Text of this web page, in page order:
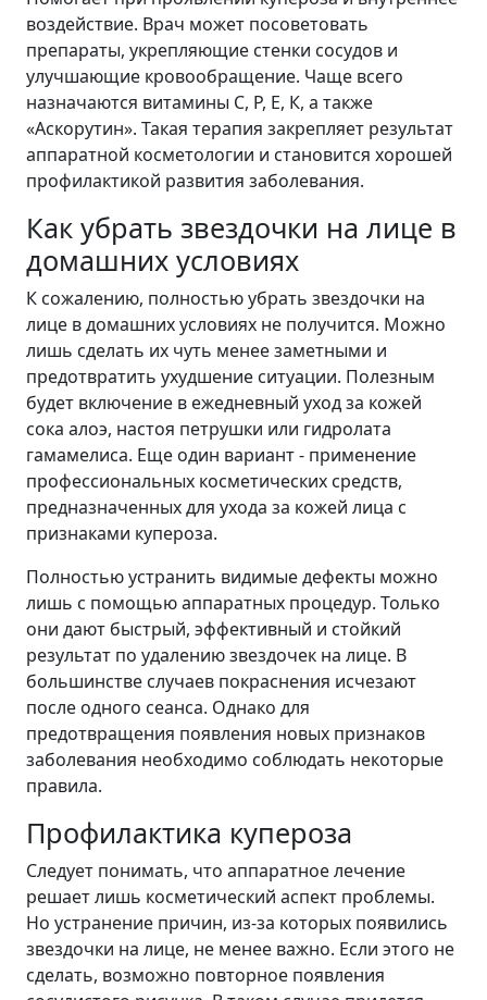
воздействие. Врач может посоветовать
препараты, укрепляющие стенки сосудов и
улучшающие кровообращение. Чаще всего
назначаются витамины С, Р, Е, К, а также
«Аскорутин». Такая терапия закрепляет результат
аппаратной косметологии и становится хорошей
профилактикой развития заболевания.
Как убрать звездочки на лице в
домашних условиях
К сожалению, полностью убрать звездочки на
лице в домашних условиях не получится. Можно
лишь сделать их чуть менее заметными и
предотвратить ухудшение ситуации. Полезным
будет включение в ежедневный уход за кожей
сока алоэ, настоя петрушки или гидролата
гамамелиса. Еще один вариант - применение
профессиональных косметических средств,
предназначенных для ухода за кожей лица с
признаками купероза.
Полностью устранить видимые дефекты можно
лишь с помощью аппаратных процедур. Только
они дают быстрый, эффективный и стойкий
результат по удалению звездочек на лице. В
большинстве случаев покраснения исчезают
после одного сеанса. Однако для
предотвращения появления новых признаков
заболевания необходимо соблюдать некоторые
правила.
Профилактика купероза
Следует понимать, что аппаратное лечение
решает лишь косметический аспект проблемы.
Но устранение причин, из-за которых появились
звездочки на лице, не менее важно. Если этого не
сделать, возможно повторное появления